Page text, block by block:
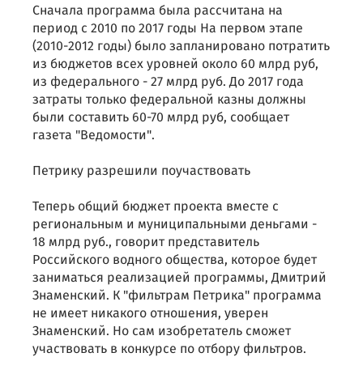
Сначала программа была рассчитана на
период с 2010 по 2017 годы На первом этапе
(2010-2012 годы) было запланировано потратить
из бюджетов всех уровней около 60 млрд руб,
из федерального - 27 млрд руб. До 2017 года
затраты только федеральной казны должны
были составить 60-70 млрд руб, сообщает
газета "Ведомости".
Петрику разрешили поучаствовать
Теперь общий бюджет проекта вместе с
региональным и муниципальными деньгами -
18 млрд руб., говорит представитель
Российского водного общества, которое будет
заниматься реализацией программы, Дмитрий
Знаменский. К "фильтрам Петрика" программа
не имеет никакого отношения, уверен
Знаменский. Но сам изобретатель сможет
участвовать в конкурсе по отбору фильтров.